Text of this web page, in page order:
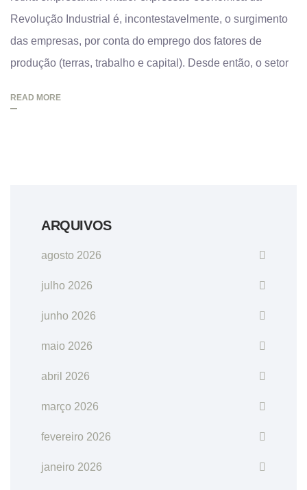
Revolução Industrial é, incontestavelmente, o surgimento
das empresas, por conta do emprego dos fatores de
produção (terras, trabalho e capital). Desde então, o setor
READ MORE
ARQUIVOS
agosto 2026
julho 2026
junho 2026
maio 2026
abril 2026
março 2026
fevereiro 2026
janeiro 2026